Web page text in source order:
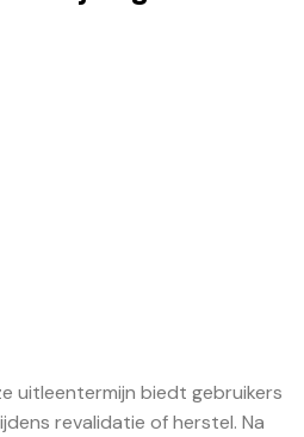
uitleentermijn biedt gebruikers
revalidatie of herstel. Na